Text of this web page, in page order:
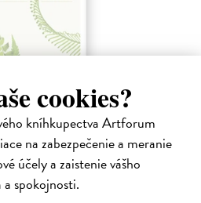
cookies?
kníhkupectva Artforum
na zabezpečenie a meranie
účely a zaistenie vášho
spokojnosti.
Elisabeth Svalin| Kniha
zajímat, uvidíte je úplně všude
v umění i v designu. Svým
rostlin a připomínají nám…